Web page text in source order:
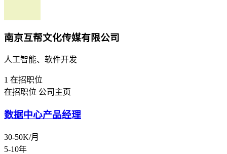
南京互帮文化传媒有限公司
人工智能、软件开发
1 在招职位
在招职位 公司主页
数据中心产品经理
30-50K/月
5-10年